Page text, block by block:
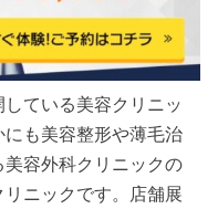
ている美容クリニッ
も美容整形や薄毛治
容外科クリニックの
ニックです。店舗展